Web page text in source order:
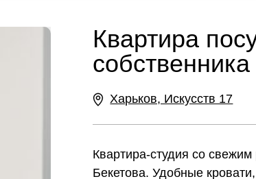
Квартира
собственника
Харьков, Искусств 17
Квартира-студия со
Бекетова. Удобные